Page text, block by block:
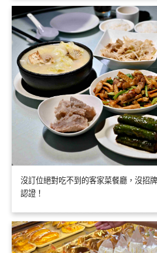
沒訂位絕對吃不到的客家菜餐廳，沒招
認證！